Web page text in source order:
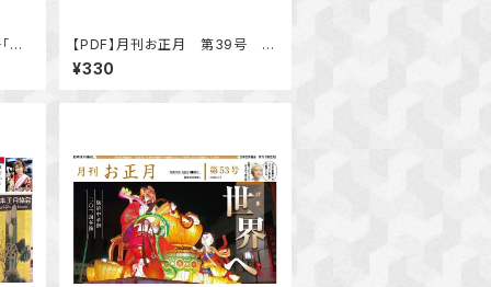
大
【PDF】月刊お正月 第39号 特
集「書初め」書き締めとシンギュラ
リティ
¥330